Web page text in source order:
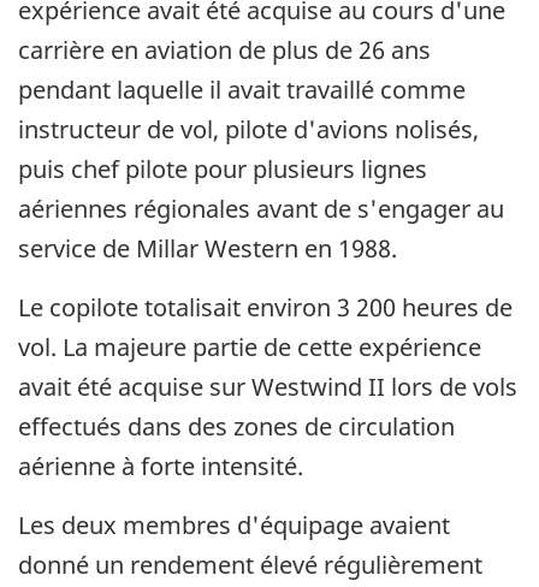
expérience avait été acquise au cours d'une
carrière en aviation de plus de 26 ans
pendant laquelle il avait travaillé comme
instructeur de vol, pilote d'avions nolisés,
puis chef pilote pour plusieurs lignes
aériennes régionales avant de s'engager au
service de Millar Western en 1988.
Le copilote totalisait environ 3 200 heures de
vol. La majeure partie de cette expérience
avait été acquise sur Westwind II lors de vols
effectués dans des zones de circulation
aérienne à forte intensité.
Les deux membres d'équipage avaient
donné un rendement élevé régulièrement